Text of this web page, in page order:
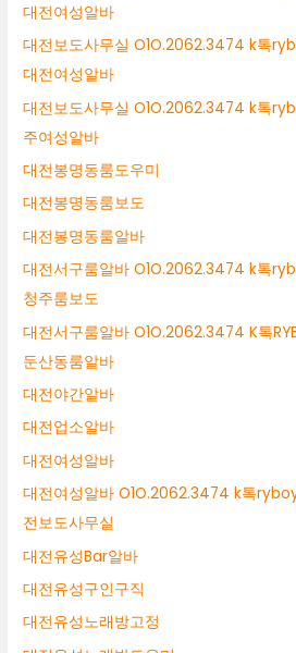
대전여성알바
대전보도사무실 O1O.2062.3474 k톡
대전여성알바
대전보도사무실 O1O.2062.3474 k톡
주여성알바
대전봉명동룸도우미
대전봉명동룸보도
대전봉명동룸알바
대전서구룸알바 O1O.2062.3474 k톡
청주룸보도
대전서구룸알바 O1O.2062.3474 K톡
둔산동룸알바
대전야간알바
대전업소알바
대전여성알바
대전여성알바 O1O.2062.3474 k톡
전보도사무실
대전유성Bar알바
대전유성구인구직
대전유성노래방고정